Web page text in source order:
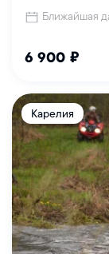
Ближайшая
6 900 ₽
Карелия